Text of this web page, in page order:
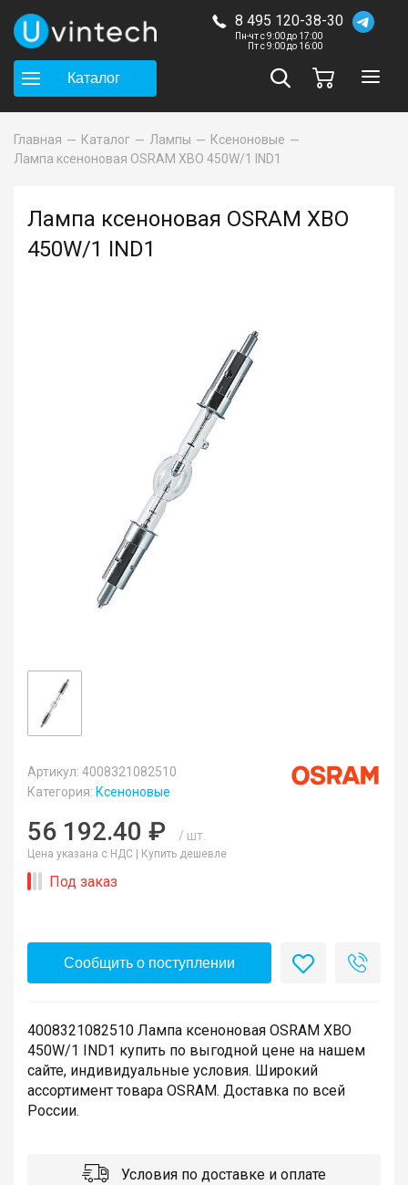
8 495 120-38-30
Пн-чт с 9:00 до 17:00
Пт с 9:00 до 16:00
Каталог
Главная Каталог Лампы
Ксеноновые
Лампа ксеноновая OSRAM XBO 450W/1 IND1
Лампа ксеноновая OSRAM XBO
450W/1 IND1
Артикул: 4008321082510
Категория: Ксеноновые
56 192.40 ₽ / шт.
Цена указана с НДС | Купить дешевле
Под заказ
Сообщить о поступлении
4008321082510 Лампа ксеноновая OSRAM XBO
450W/1 IND1 купить по выгодной цене на нашем
сайте, индивидуальные условия. Широкий
ассортимент товара OSRAM. Доставка по всей
России.
Условия по доставке и оплате